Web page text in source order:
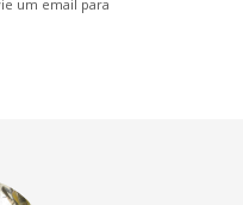
um email para